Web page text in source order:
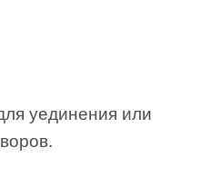
уединения или